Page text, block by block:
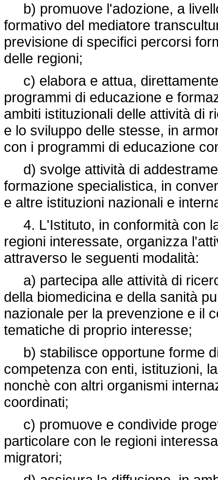
b) promuove l'adozione, a
formativo del mediatore
previsione di specifici percorsi
delle regioni;
c) elabora e attua,
programmi di educazione e
ambiti istituzionali delle attività di
e lo sviluppo delle stesse, in
con i programmi di educazione
d) svolge attività di
formazione specialistica, in
e altre istituzioni nazionali e
4. L'Istituto, in conformità con
regioni interessate, organizza
attraverso le seguenti modalità:
a) partecipa alle attività di
della biomedicina e della sanità
nazionale per la prevenzione e il
tematiche di proprio interesse;
b) stabilisce opportune forme
competenza con enti, istituzioni,
nonchè con altri organismi
coordinati;
c) promuove e condivide
particolare con le regioni
migratori;